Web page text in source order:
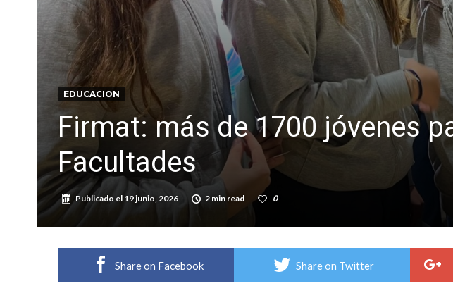
Colecta solidaria de juguetes en Firmat para el EPI y el Hospital Vilela
EDUCACION
Firmat: más de 1700 jóvenes
Facultades
Publicado el 19 junio, 2026 2 min read 0
Share on Facebook Share on Twitter